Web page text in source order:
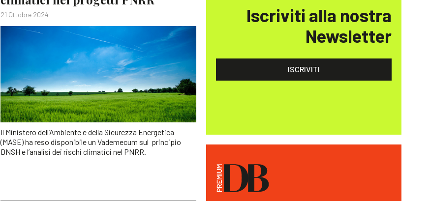
21 Ottobre 2024
Il Ministero dell’Ambiente e della Sicurezza Energetica
(MASE) ha reso disponibile un Vademecum sul principio
DNSH e l’analisi dei rischi climatici nel PNRR.
Iscriviti alla nostra
Newsletter
ISCRIVITI